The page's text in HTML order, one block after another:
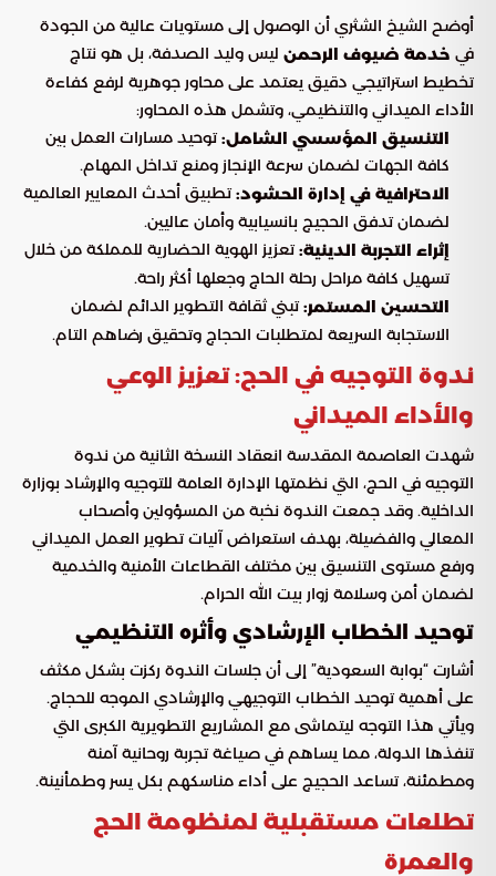
أوضح الشيخ الشثري أن الوصول إلى مستويات عالية من الجودة
في خدمة ضيوف الرحمن ليس وليد الصدفة، بل هو نتاج
تخطيط استراتيجي دقيق يعتمد على محاور جوهرية لرفع كفاءة
الأداء الميداني والتنظيمي، وتشمل هذه المحاور:
التنسيق المؤسسي الشامل:توحيد مسارات العمل بين
كافة الجهات لضمان سرعة الإنجاز ومنع تداخل المهام.
الاحترافية في إدارة الحشود:تطبيق أحدث المعايير العالمية
لضمان تدفق الحجيج بانسيابية وأمان عاليين.
إثراء التجربة الدينية:تعزيز الهوية الحضارية للمملكة من خلال
تسهيل كافة مراحل رحلة الحاج وجعلها أكثر راحة.
التحسين المستمر:تبني ثقافة التطوير الدائم لضمان
الاستجابة السريعة لمتطلبات الحجاج وتحقيق رضاهم التام.
ندوة التوجيه في الحج: تعزيز الوعي
والأداء الميداني
شهدت العاصمة المقدسة انعقاد النسخة الثانية من ندوة
التوجيه في الحج، التي نظمتها الإدارة العامة للتوجيه والإرشاد بوزارة
الداخلية. وقد جمعت الندوة نخبة من المسؤولين وأصحاب
المعالي والفضيلة، بهدف استعراض آليات تطوير العمل الميداني
ورفع مستوى التنسيق بين مختلف القطاعات الأمنية والخدمية
لضمان أمن وسلامة زوار بيت الله الحرام.
توحيد الخطاب الإرشادي وأثره التنظيمي
أشارت “بوابة السعودية” إلى أن جلسات الندوة ركزت بشكل مكثف
على أهمية توحيد الخطاب التوجيهي والإرشادي الموجه للحجاج.
ويأتي هذا التوجه ليتماشى مع المشاريع التطويرية الكبرى التي
تنفذها الدولة، مما يساهم في صياغة تجربة روحانية آمنة
ومطمئنة، تساعد الحجيج على أداء مناسكهم بكل يسر وطمأنينة.
تطلعات مستقبلية لمنظومة الحج
والعمرة